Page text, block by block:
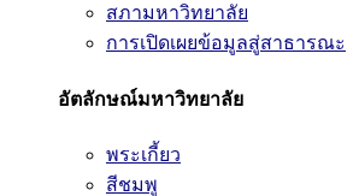
สภามหาวิทยาลัย
การเปิดเผยข้อมูลสู่สาธารณะ
อัตลักษณ์มหาวิทยาลัย
พระเกี้ยว
สีชมพู